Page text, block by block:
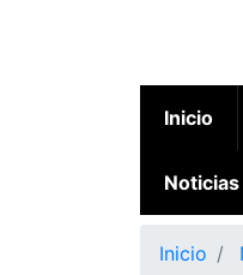
Inicio
Noticias
Inicio